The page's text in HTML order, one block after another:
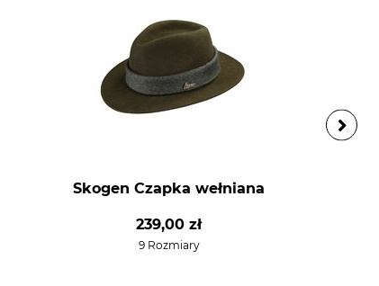
Skogen Czapka wełniana
239,00 zł
9 Rozmiary